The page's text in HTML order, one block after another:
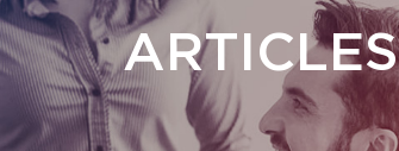
ARTICLES